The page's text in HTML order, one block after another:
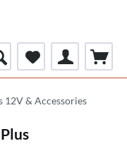
12V & Accessories